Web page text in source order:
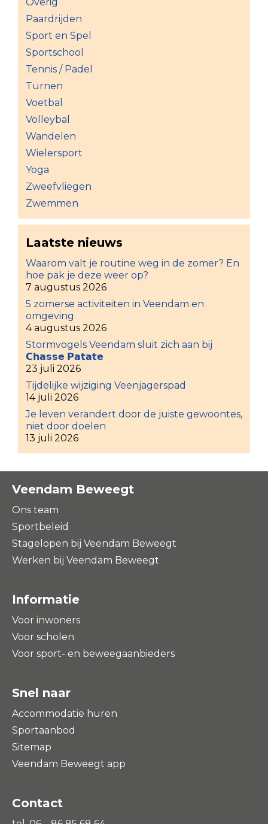
Paardrijden
Sport en Spel
Sportschool
Tennis / Padel
Turnen
Voetbal
Volleybal
Wandelen
Wielersport
Yoga
Zweefvliegen
Zwemmen
Laatste nieuws
Waarom valt je routine weg in de zomer? En
hoe pak je deze weer op?
7 augustus 2026
5 zomerse activiteiten in Veendam en
omgeving
4 augustus 2026
Stormvogels Veendam sluit zich aan bij
𝗖𝗵𝗮𝘀𝘀𝗲 𝗣𝗮𝘁𝗮𝘁𝗲
23 juli 2026
Tijdelijke wijziging Veenjagerspad
14 juli 2026
Je leven verandert door de juiste gewoontes,
niet door doelen
13 juli 2026
Veendam Beweegt
Ons team
Sportbeleid
Stagelopen bij Veendam Beweegt
Werken bij Veendam Beweegt
Informatie
Voor inwoners
Voor scholen
Voor sport- en beweegaanbieders
Snel naar
Accommodatie huren
Sportaanbod
Sitemap
Veendam Beweegt app
Contact